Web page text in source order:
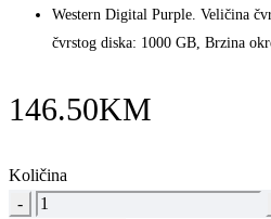
Western Digital Purple. Veličina
čvrstog diska: 1000 GB, Brzina
146.50KM
Količina
HDD